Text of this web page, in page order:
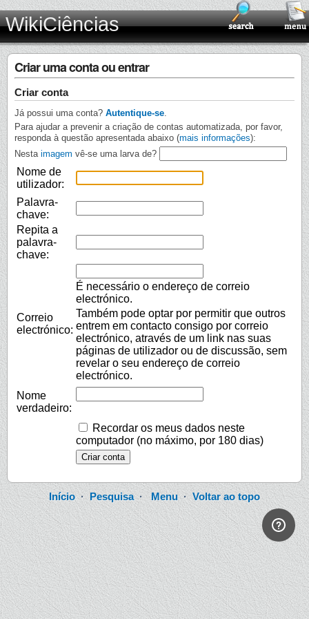
WikiCiências
Criar uma conta ou entrar
Criar conta
Já possui uma conta? Autentique-se
Para ajudar a prevenir a criação de contas automatizada, por favor,
responda à questão apresentada abaixo (mais informações):
Nesta imagem vê-se uma larva de?
Nome de
utilizador:
Palavra-
chave:
Repita a
palavra-
chave:
Correio
electrónico:
É necessário o endereço de correio
electrónico.
Também pode optar por permitir que outros
entrem em contacto consigo por correio
electrónico, através de um link nas suas
páginas de utilizador ou de discussão, sem
revelar o seu endereço de correio
electrónico.
Nome
verdadeiro:
Recordar os meus dados neste
computador (no máximo, por 180 dias)
Início·Pesquisa· Menu· Voltar ao topo